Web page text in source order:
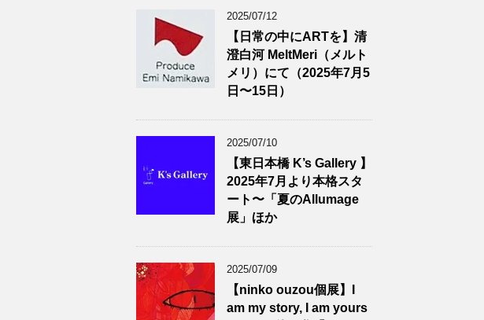
2025/07/12
【日常の中にARTを】清
澄白河 MeltMeri（メルト
メリ）にて（2025年7月5
日〜15日）
2025/07/10
【東日本橋 K’s Gallery 】
2025年7月より本格スタ
ート〜「夏のAllumage
展」ほか
2025/07/09
【ninko ouzou個展】I
am my story, I am yours